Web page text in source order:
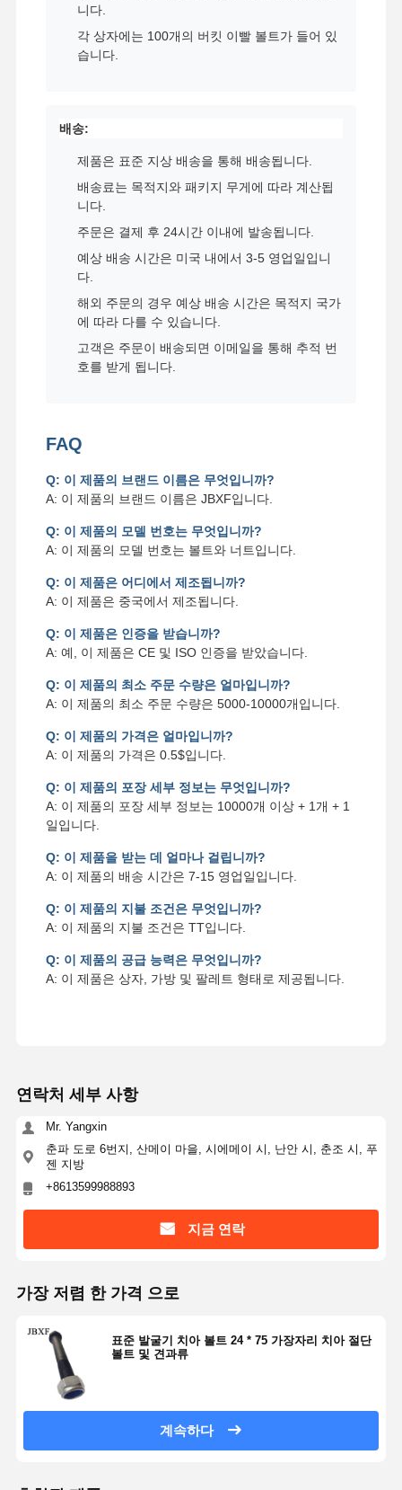
니다.
각 상자에는 100개의 버킷 이빨 볼트가 들어 있
습니다.
배송:
제품은 표준 지상 배송을 통해 배송됩니다.
배송료는 목적지와 패키지 무게에 따라 계산됩
니다.
주문은 결제 후 24시간 이내에 발송됩니다.
예상 배송 시간은 미국 내에서 3-5 영업일입니
다.
해외 주문의 경우 예상 배송 시간은 목적지 국가
에 따라 다를 수 있습니다.
고객은 주문이 배송되면 이메일을 통해 추적 번
호를 받게 됩니다.
FAQ
Q: 이 제품의 브랜드 이름은 무엇입니까?
A: 이 제품의 브랜드 이름은 JBXF입니다.
Q: 이 제품의 모델 번호는 무엇입니까?
A: 이 제품의 모델 번호는 볼트와 너트입니다.
Q: 이 제품은 어디에서 제조됩니까?
A: 이 제품은 중국에서 제조됩니다.
Q: 이 제품은 인증을 받습니까?
A: 예, 이 제품은 CE 및 ISO 인증을 받았습니다.
Q: 이 제품의 최소 주문 수량은 얼마입니까?
A: 이 제품의 최소 주문 수량은 5000-10000개입니다.
Q: 이 제품의 가격은 얼마입니까?
A: 이 제품의 가격은 0.5$입니다.
Q: 이 제품의 포장 세부 정보는 무엇입니까?
A: 이 제품의 포장 세부 정보는 10000개 이상 + 1개 + 1
일입니다.
Q: 이 제품을 받는 데 얼마나 걸립니까?
A: 이 제품의 배송 시간은 7-15 영업일입니다.
Q: 이 제품의 지불 조건은 무엇입니까?
A: 이 제품의 지불 조건은 TT입니다.
Q: 이 제품의 공급 능력은 무엇입니까?
A: 이 제품은 상자, 가방 및 팔레트 형태로 제공됩니다.
연락처 세부 사항
Mr. Yangxin
춘파 도로 6번지, 산메이 마을, 시에메이 시, 난안 시, 춘조 시, 푸
젠 지방
+8613599988893
지금 연락
가장 저렴 한 가격 으로
표준 발굴기 치아 볼트 24 * 75 가장자리 치아 절단
볼트 및 견과류
계속하다